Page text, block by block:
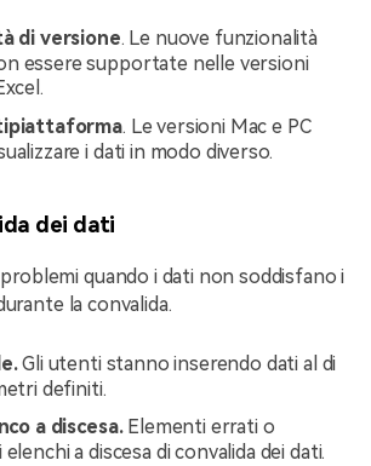
di versione. Le nuove funzionalità
essere supportate nelle versioni
. Le versioni Mac e PC
i dati in modo diverso.
dei dati
quando i dati non soddisfano i
la convalida.
Gli utenti stanno inserendo dati al di
definiti.
a discesa.Elementi errati o
a discesa di convalida dei dati.